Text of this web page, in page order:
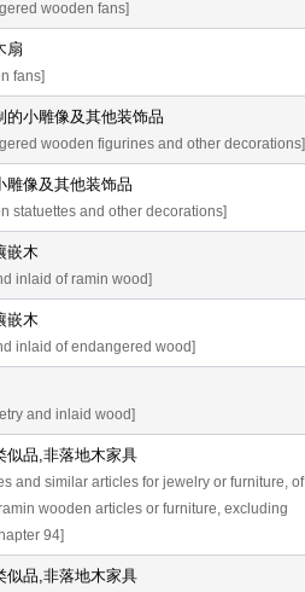
wooden fans]
扇
fans]
的小雕像及其他装饰品
wooden figurines and other decorations]
雕像及其他装饰品
statuettes and other decorations]
嵌木
inlaid of ramin wood]
嵌木
inlaid of endangered wood]
and inlaid wood]
似品,非落地木家具
and similar articles for jewelry or furniture, of
wooden articles or furniture, excluding
94]
似品,非落地木家具